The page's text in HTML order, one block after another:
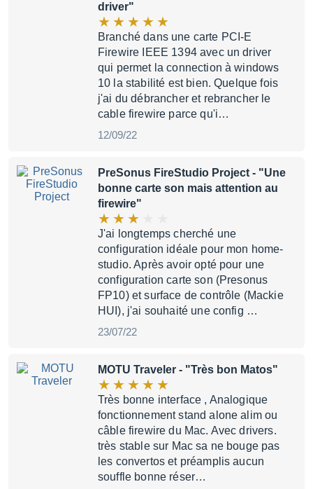
driver"
Branché dans une carte PCI-E
Firewire IEEE 1394 avec un driver
qui permet la connection à windows
10 la stabilité est bien. Quelque fois
j'ai du débrancher et rebrancher le
cable firewire parce qu'i…
12/09/22
PreSonus FireStudio Project - "Une
bonne carte son mais attention au
firewire"
J'ai longtemps cherché une
configuration idéale pour mon home-
studio. Après avoir opté pour une
configuration carte son (Presonus
FP10) et surface de contrôle (Mackie
HUI), j'ai souhaité une config …
23/07/22
MOTU Traveler - "Très bon Matos"
Très bonne interface , Analogique
fonctionnement stand alone alim ou
câble firewire du Mac. Avec drivers.
très stable sur Mac sa ne bouge pas
les convertos et préamplis aucun
souffle bonne réser…